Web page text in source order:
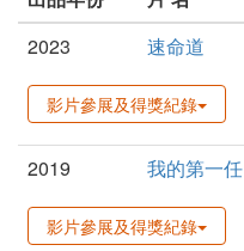
2023
速命道
影片參展及得獎紀錄
2019 我的第一任
影片參展及得獎紀錄